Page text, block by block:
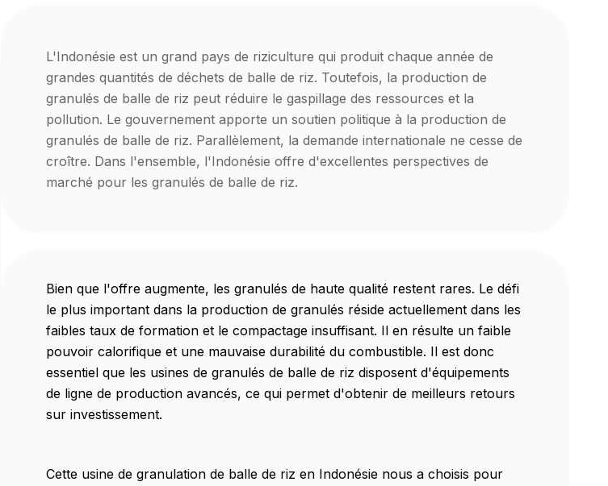
L'Indonésie est un grand pays de riziculture qui produit chaque année de
grandes quantités de déchets de balle de riz. Toutefois, la production de
granulés de balle de riz peut réduire le gaspillage des ressources et la
pollution. Le gouvernement apporte un soutien politique à la production de
granulés de balle de riz. Parallèlement, la demande internationale ne cesse de
croître. Dans l'ensemble, l'Indonésie offre d'excellentes perspectives de
marché pour les granulés de balle de riz.
Bien que l'offre augmente, les granulés de haute qualité restent rares. Le défi
le plus important dans la production de granulés réside actuellement dans les
faibles taux de formation et le compactage insuffisant. Il en résulte un faible
pouvoir calorifique et une mauvaise durabilité du combustible. Il est donc
essentiel que les usines de granulés de balle de riz disposent d'équipements
de ligne de production avancés, ce qui permet d'obtenir de meilleurs retours
sur investissement.
Cette usine de granulation de balle de riz en Indonésie nous a choisis pour